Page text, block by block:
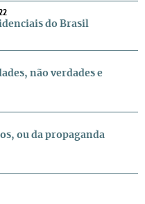
do Brasil
não verdades e
ou da propaganda